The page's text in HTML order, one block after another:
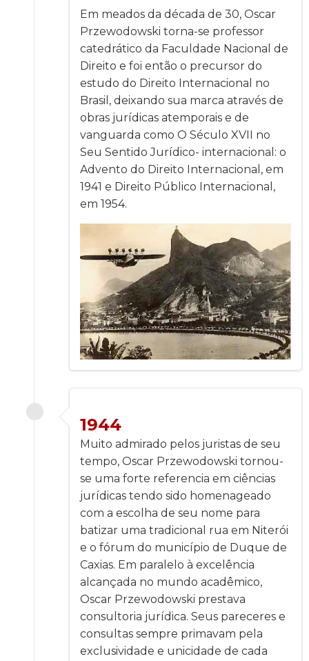
Em meados da década de 30, Oscar
Przewodowski torna-se professor
catedrático da Faculdade Nacional de
Direito e foi então o precursor do
estudo do Direito Internacional no
Brasil, deixando sua marca através de
obras jurídicas atemporais e de
vanguarda como O Século XVII no
Seu Sentido Jurídico- internacional: o
Advento do Direito Internacional, em
1941 e Direito Público Internacional,
em 1954.
1944
Muito admirado pelos juristas de seu
tempo, Oscar Przewodowski tornou-
se uma forte referencia em ciências
jurídicas tendo sido homenageado
com a escolha de seu nome para
batizar uma tradicional rua em Niterói
e o fórum do município de Duque de
Caxias. Em paralelo à excelência
alcançada no mundo acadêmico,
Oscar Przewodowski prestava
consultoria jurídica. Seus pareceres e
consultas sempre primavam pela
exclusividade e unicidade de cada